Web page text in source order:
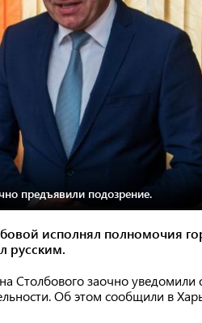
предъявили подозрение.
исполнял полномочия
русским.
Столбового заочно
Об этом сообщили в